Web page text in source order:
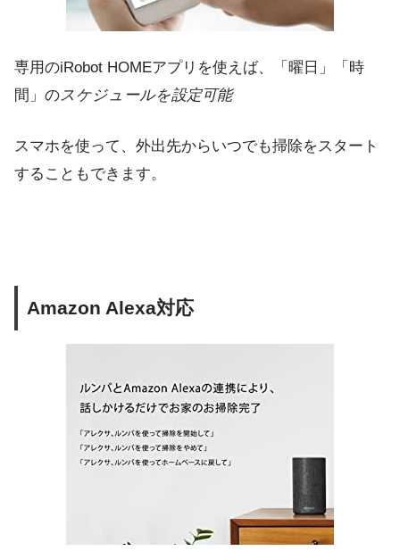
専用のiRobot HOMEアプリを使えば、「曜日」「時
間」のスケジュールを設定可能
スマホを使って、外出先からいつでも掃除をスタート
することもできます。
Amazon Alexa対応